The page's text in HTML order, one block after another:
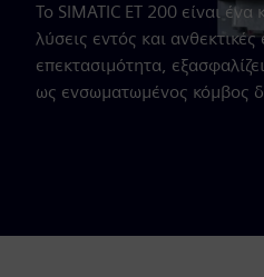
Το SIMATIC ET 200 είναι
λύσεις εντός και
επεκτασιμότητα,
ως ενσωματωμένος κόμβος